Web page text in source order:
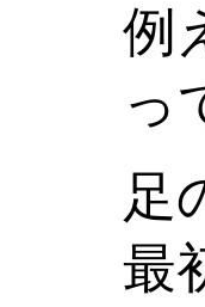
例
っ
足
最